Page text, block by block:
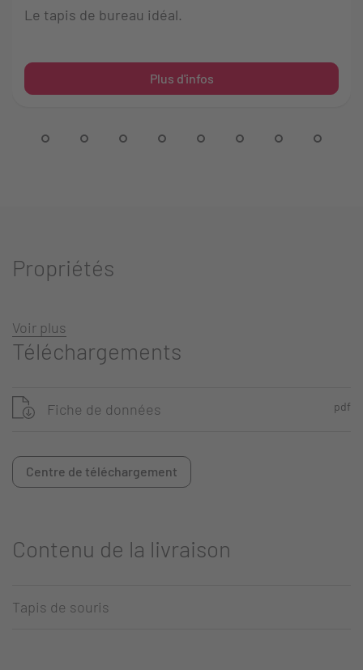
Le tapis de bureau idéal.
Plus d'infos
Propriétés
Voir plus
Téléchargements
Fiche de données pdf
Centre de téléchargement
Contenu de la livraison
Tapis de souris